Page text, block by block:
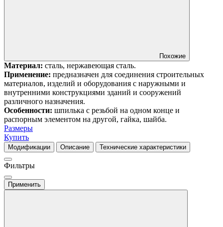
Похожие
Материал: сталь, нержавеющая сталь.
Применение: предназначен для соединения строительных
материалов, изделий и оборудования с наружными и
внутренними конструкциями зданий и сооружений
различного назначения.
Особенности: шпилька с резьбой на одном конце и
распорным элементом на другой, гайка, шайба.
Размеры
Купить
Модификации Описание Технические характеристики
Фильтры
Применить